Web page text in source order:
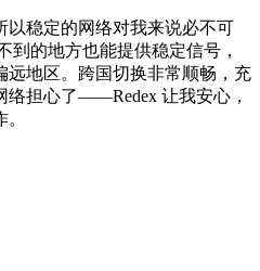
以稳定的网络对我来说必不可
到的地方也能提供稳定信号，
远地区。跨国切换非常顺畅，充
络担心了——Redex 让我安心，